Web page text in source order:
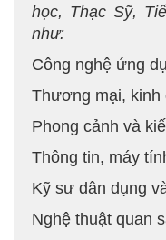
học, Thạc Sỹ,
như:
Công nghệ ứng
Thương mại, kinh
Phong cảnh và
Thông tin, máy
Kỹ sư dân dụng
Nghệ thuật quan